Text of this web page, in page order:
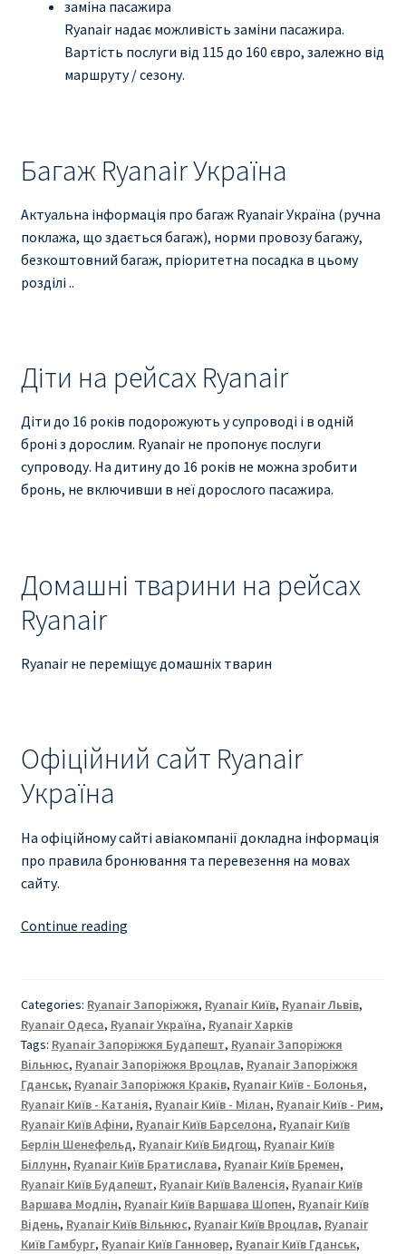
заміна пасажира
Ryanair надає можливість заміни пасажира.
Вартість послуги від 115 до 160 євро, залежно від
маршруту / сезону.
Багаж Ryanair Україна
Актуальна інформація про багаж Ryanair Україна (ручна
поклажа, що здається багаж), норми провозу багажу,
безкоштовний багаж, пріоритетна посадка в цьому
розділі ..
Діти на рейсах Ryanair
Діти до 16 років подорожують у супроводі і в одній
броні з дорослим. Ryanair не пропонує послуги
супроводу. На дитину до 16 років не можна зробити
бронь, не включивши в неї дорослого пасажира.
Домашні тварини на рейсах
Ryanair
Ryanair не переміщує домашніх тварин
Офіційний сайт Ryanair
Україна
На офіційному сайті авіакомпанії докладна інформація
про правила бронювання та перевезення на мовах
сайту.
Continue readingRYANAIR
9
|
КИЇВ
|
ЛЬВІВ
|
ОДЕСА
|
ХЕРСОН
|
ХАРКІВ
Categories: Ryanair Запоріжжя, Ryanair Київ, Ryanair Львів,
Ryanair Одеса, Ryanair Україна, Ryanair Харкiв
Tags: Ryanair Запоріжжя Будапешт, Ryanair Запоріжжя
Вільнюс, Ryanair Запоріжжя Вроцлав, Ryanair Запоріжжя
Гданськ, Ryanair Запоріжжя Краків, Ryanair Київ - Болонья,
Ryanair Київ - Катанія, Ryanair Київ - Мілан, Ryanair Київ - Рим,
Ryanair Київ Афіни, Ryanair Київ Барселона, Ryanair Київ
Берлін Шенефельд, Ryanair Київ Бидгощ, Ryanair Київ
Біллунн, Ryanair Київ Братислава, Ryanair Київ Бремен,
Ryanair Київ Будапешт, Ryanair Київ Валенсія, Ryanair Київ
Варшава Модлін, Ryanair Київ Варшава Шопен, Ryanair Київ
Відень, Ryanair Київ Вільнюс, Ryanair Київ Вроцлав, Ryanair
Київ Гамбург, Ryanair Київ Ганновер, Ryanair Київ Гданськ,